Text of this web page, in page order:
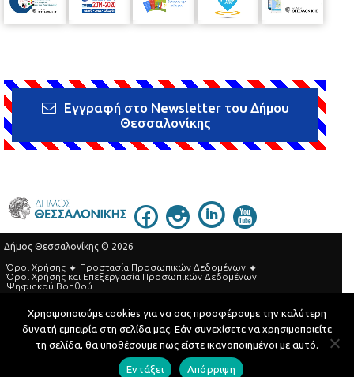
Εγγραφή στο Newsletter του Δήμου
Θεσσαλονίκης
Δήμος Θεσσαλονίκης © 2026
Όροι Χρήσης
Προστασία Προσωπικών Δεδομένων
Όροι Xρήσης και Eπεξεργασία Προσωπικών Δεδομένων
Ψηφιακού Βοηθού
Τηλεφωνικός Κατάλογος
Developed by MyCompany Projects
Χρησιμοποιούμε cookies για να σας προσφέρουμε την καλύτερη
δυνατή εμπειρία στη σελίδα μας. Εάν συνεχίσετε να χρησιμοποιείτε
τη σελίδα, θα υποθέσουμε πως είστε ικανοποιημένοι με αυτό.
Εντάξει Απόρριψη